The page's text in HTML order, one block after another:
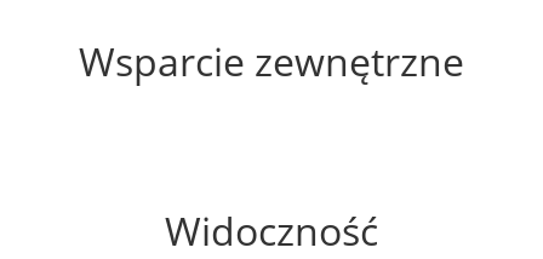
Wsparcie zewnętrzne
Widoczność